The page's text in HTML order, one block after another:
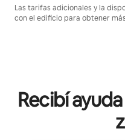
Las tarifas adicionales y la
con el edificio para obtener
Recibí